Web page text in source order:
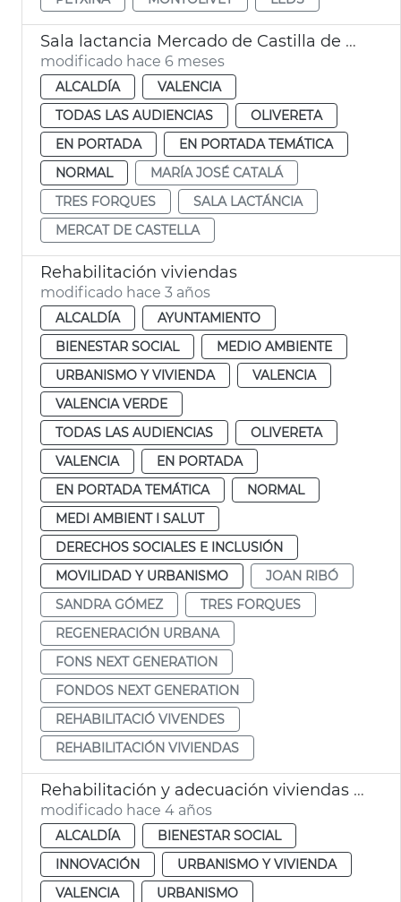
Sala lactancia Mercado de Castilla de València
modificado hace 6 meses
ALCALDÍA
VALENCIA
TODAS LAS AUDIENCIAS
OLIVERETA
EN PORTADA
EN PORTADA TEMÁTICA
NORMAL
MARÍA JOSÉ CATALÁ
TRES FORQUES
SALA LACTÁNCIA
MERCAT DE CASTELLA
Rehabilitación viviendas
modificado hace 3 años
ALCALDÍA
AYUNTAMIENTO
BIENESTAR SOCIAL
MEDIO AMBIENTE
URBANISMO Y VIVIENDA
VALENCIA
VALENCIA VERDE
TODAS LAS AUDIENCIAS
OLIVERETA
VALENCIA
EN PORTADA
EN PORTADA TEMÁTICA
NORMAL
MEDI AMBIENT I SALUT
DERECHOS SOCIALES E INCLUSIÓN
MOVILIDAD Y URBANISMO
JOAN RIBÓ
SANDRA GÓMEZ
TRES FORQUES
REGENERACIÓN URBANA
FONS NEXT GENERATION
FONDOS NEXT GENERATION
REHABILITACIÓ VIVENDES
REHABILITACIÓN VIVIENDAS
Rehabilitación y adecuación viviendas Tendetes y Tres Forques
modificado hace 4 años
ALCALDÍA
BIENESTAR SOCIAL
INNOVACIÓN
URBANISMO Y VIVIENDA
VALENCIA
URBANISMO